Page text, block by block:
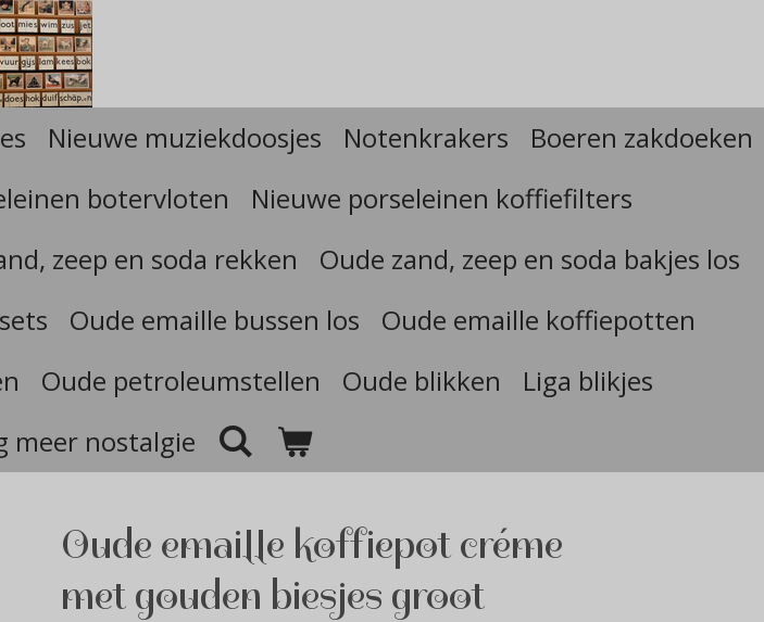
Nieuwe muziekdoosjes Notenkrakers
Boeren zakdoeken
botervloten
Nieuwe porseleinen koffiefilters
zeep en soda rekken
Oude zand, zeep en soda bakjes los
Oude emaille bussen los
Oude emaille koffiepotten
Oude petroleumstellen Oude blikken
Liga blikjes
meer nostalgie
Oude emaille koffiepot créme
met gouden biesjes groot